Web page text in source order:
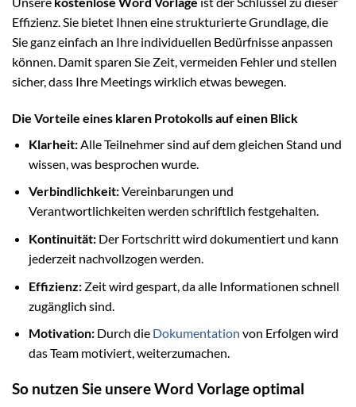
Effizienz. Sie bietet Ihnen eine strukturierte Grundlage, die
Sie ganz einfach an Ihre individuellen Bedürfnisse anpassen
können. Damit sparen Sie Zeit, vermeiden Fehler und stellen
sicher, dass Ihre Meetings wirklich etwas bewegen.
Die Vorteile eines klaren Protokolls auf einen Blick
Klarheit:Alle Teilnehmer sind auf dem gleichen Stand und
wissen, was besprochen wurde.
Verbindlichkeit:Vereinbarungen und
Verantwortlichkeiten werden schriftlich festgehalten.
Kontinuität:Der Fortschritt wird dokumentiert und kann
jederzeit nachvollzogen werden.
Effizienz:Zeit wird gespart, da alle Informationen schnell
zugänglich sind.
Motivation:Durch die Dokumentation von Erfolgen wird
das Team motiviert, weiterzumachen.
So nutzen Sie unsere Word Vorlage optimal